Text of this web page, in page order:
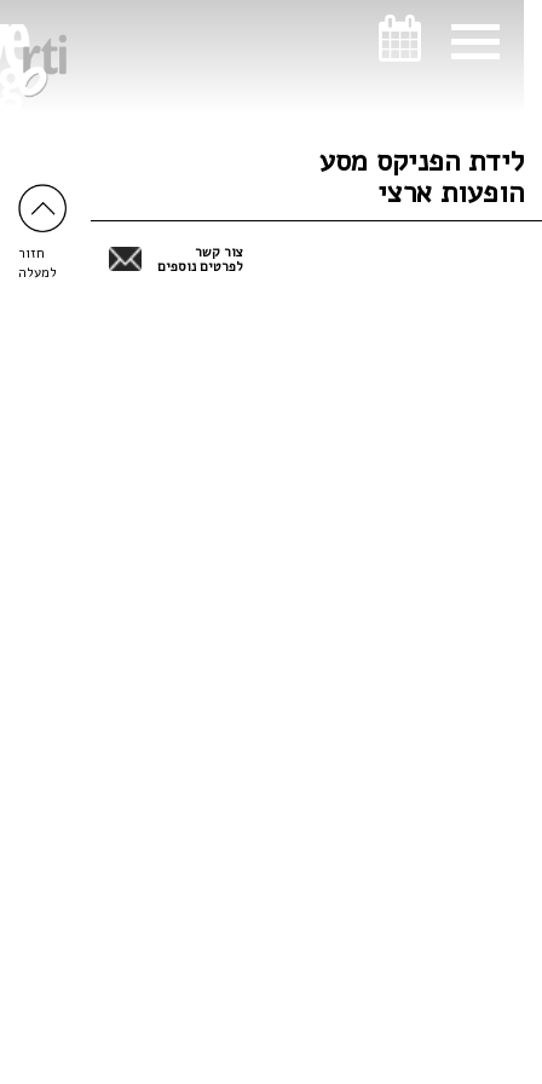
לידת הפניקס מסע
הופעות ארצי
חזור
למעלה
צור קשר
לפרטים נוספים